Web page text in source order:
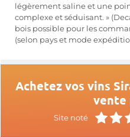
légèrement saline et une
complexe et séduisant. »
bois possible pour les
(selon pays et mode
Achetez vos vins
vente
Site noté